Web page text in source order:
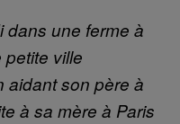
dans une ferme à
ville
aidant son père à
à sa mère à Paris